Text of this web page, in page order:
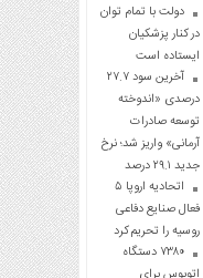
دولت با تمام توان
در کنار پزشکیان
ایستاده است
آخرین سود ۲۷.۷
درصدی «اندوخته
توسعه صادرات
آرمانی» واریز شد؛ نرخ
جدید ۲۹.۱ درصد
اتحادیه اروپا ۵
فعال صنایع دفاعی
روسیه را تحریم کرد
۷۳۸۰ دستگاه